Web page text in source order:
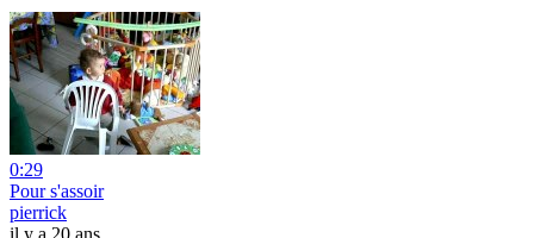
0:29
Pour s'assoir
pierrick